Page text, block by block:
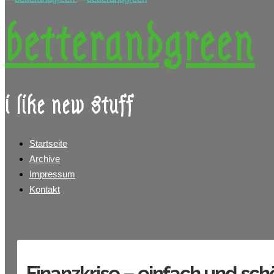
betterandgreen
i like new stuff
Startseite
Archive
Impressum
Kontakt